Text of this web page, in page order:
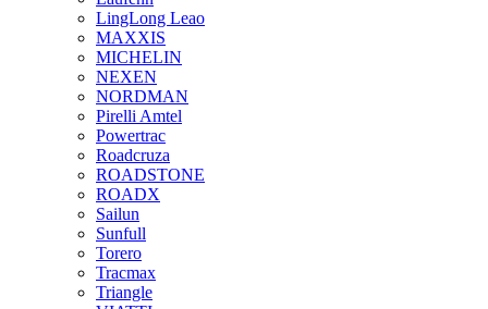
LingLong Leao
MAXXIS
MICHELIN
NEXEN
NORDMAN
Pirelli Amtel
Powertrac
Roadcruza
ROADSTONE
ROADX
Sailun
Sunfull
Torero
Tracmax
Triangle